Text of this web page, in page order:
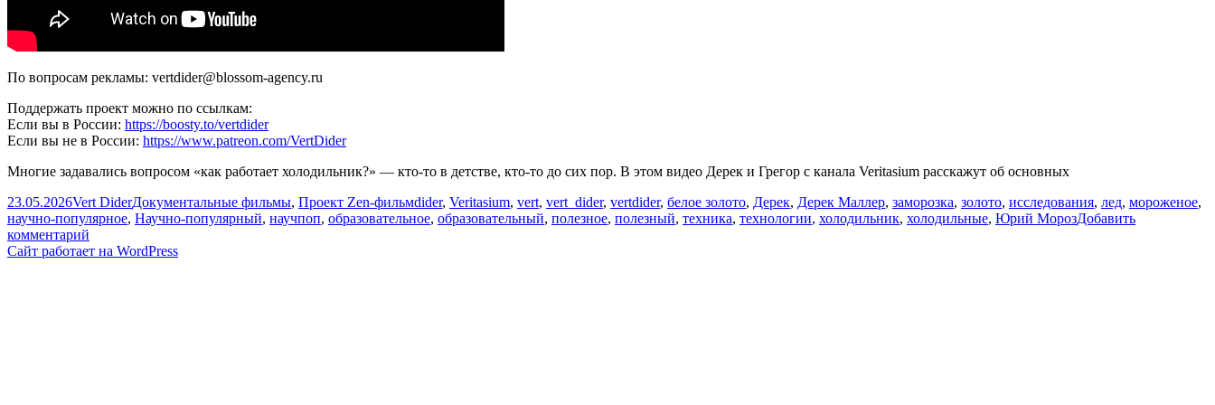
По вопросам рекламы: vertdider@blossom-agency.ru
Поддержать проект можно по ссылкам:
Если вы в России: https://boosty.to/vertdider
Если вы не в России: https://www.patreon.com/VertDider
Многие задавались вопросом «как работает холодильник?» — кто-то в детстве, кто-то до сих пор. В этом видео Дерек и Грегор с канала Veritasium расскажут об основных
Опубликовано
23.05.2026Автор
Vert DiderРубрики
Документальные фильмы, Проект Zen-фильмМетки
dider, Veritasium, vert, vert_dider, vertdider, белое золото, Дерек, Дерек Маллер, заморозка, золото, исследования, лед, мороженое,
научно-популярное, Научно-популярный, научпоп, образовательное, образовательный, полезное, полезный, техника, технологии, холодильник, холодильные, Юрий МорозДобавить
комментарий
записи
Сайт работает на WordPress